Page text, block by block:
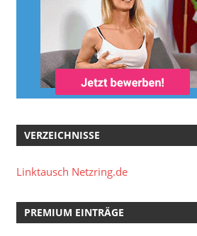
VERZEICHNISSE
Linktausch Netzring.de
PREMIUM EINTRÄGE